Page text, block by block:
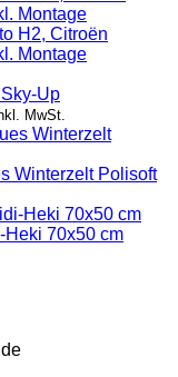
H2, Citroën
Montage
Sky-Up
MwSt.
Winterzelt Polisoft
Heki 70x50 cm